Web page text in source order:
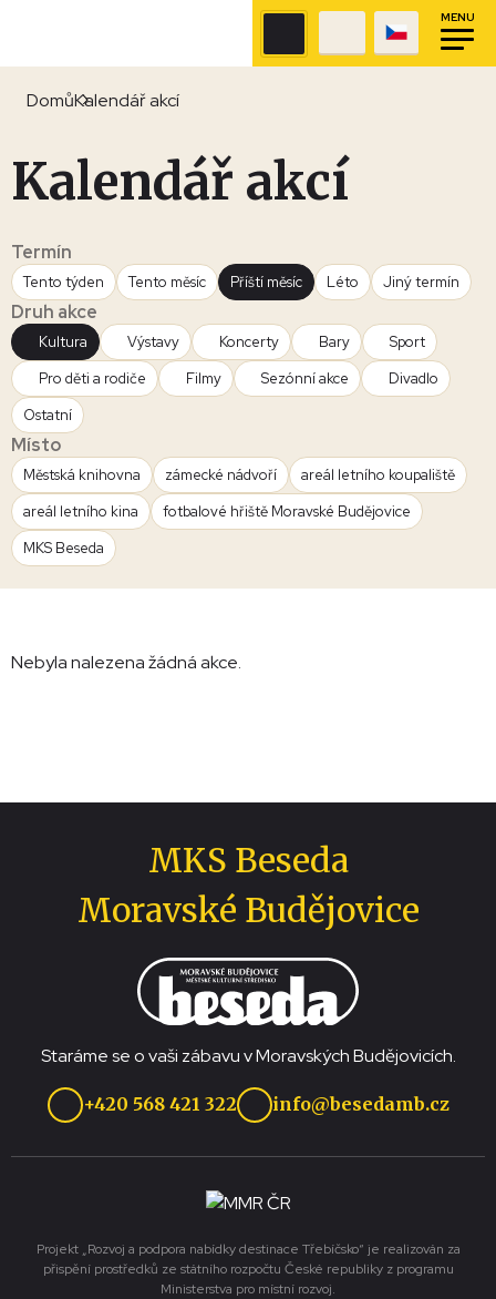
MENU
DomůKalendář akcí
Kalendář akcí
Termín
Tento týden Tento měsíc Příští měsíc Léto Jiný termín
Druh akce
Kultura Výstavy Koncerty Bary
Sport
Pro děti a rodiče
Filmy Sezónní akce
Divadlo
Ostatní
Místo
Městská knihovna zámecké nádvoří
areál letního koupaliště
areál letního kina
fotbalové hřiště Moravské Budějovice
MKS Beseda
Nebyla nalezena žádná akce.
MKS Beseda
Moravské Budějovice
Staráme se o vaši zábavu v Moravských Budějovicích.
+420 568 421 322 info@besedamb.cz
Projekt „Rozvoj a podpora nabídky destinace Třebíčsko“ je realizován za
přispění prostředků ze státního rozpočtu České republiky z programu
Ministerstva pro místní rozvoj.